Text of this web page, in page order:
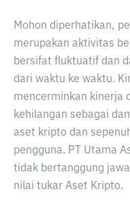
Mohon diperhatikan,
merupakan aktivitas
bersifat fluktuatif dan
dari waktu ke waktu.
mencerminkan kinerja
kehilangan sebagai
aset kripto dan
pengguna. PT Utama
tidak bertanggung
nilai tukar Aset Kripto.